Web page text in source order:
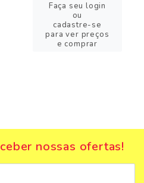
Faça seu login
ou
cadastre-se
para ver preços
e comprar
nossas ofertas!